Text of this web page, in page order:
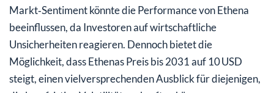
Markt‑Sentiment könnte die Performance von Ethena
beeinflussen, da Investoren auf wirtschaftliche
Unsicherheiten reagieren. Dennoch bietet die
Möglichkeit, dass Ethenas Preis bis 2031 auf 10 USD
steigt, einen vielversprechenden Ausblick für diejenigen,